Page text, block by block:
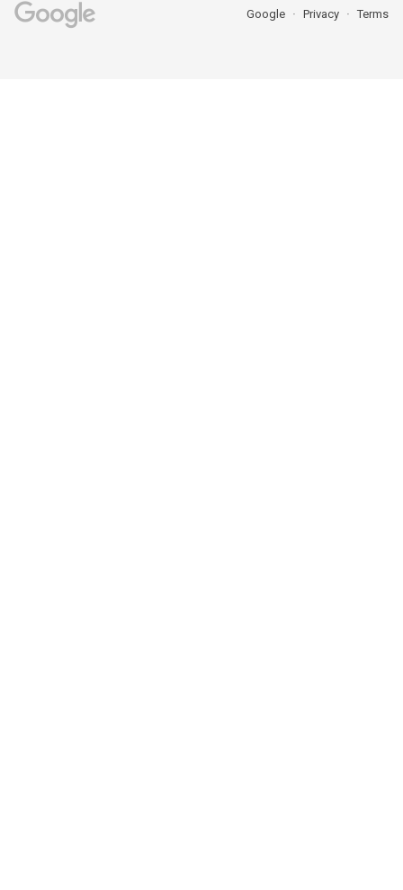
Google Privacy Terms